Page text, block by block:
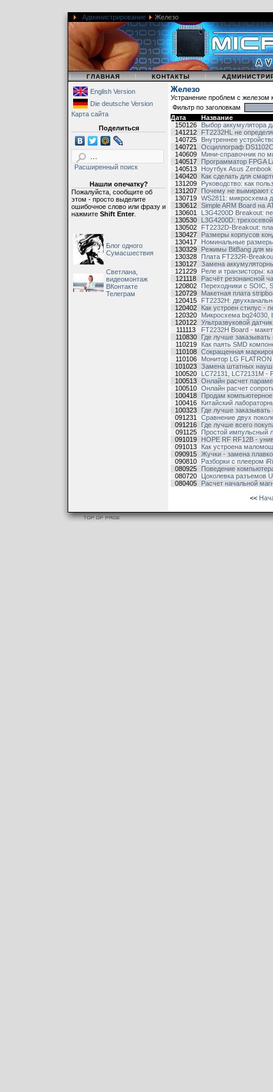
Администрирование Железо
| ГЛАВНАЯ | КОНТАКТЫ |
English Version
Die deutsche Version
Карта сайта
Поделиться
Расширенный поиск
Нашли опечатку?
Пожалуйста, сообщите об
этом - просто выделите
ошибочное слово или фразу и
нажмите Shift Enter.
Блог одного
Сумасшествия
Светлана,
видеомонтаж
ВКонтакте
Телеграм
Железо
Устранение проблем с железом
Фильтр по заголовкам
Дата
Название
150126
Выбор аккумулятора
141212
FT2232HL не
140725
Внутреннее
140721
Осциллограф
140609
Мини-справочник по
140517
Программатор FPGA
140513
Ноутбук Asus
140420
Как сделать для
131209
Руководство: как
131207
Почему не вымирают
130719 WS2811: микросхема
130612 Simple ARM Board на
130601
L3G4200D Breakout:
130530
L3G4200D:
130502
FT2232D-Breakout:
130427
Размеры корпусов
130417
Номинальные
130329
Режимы BitBang для
130328
Плата FT232R-
130127 Замена
121229
Реле и транзисторы:
121118
Расчёт резонансной
120802
Переходники с SOIC,
120729
Макетная плата
120415
FT2232H:
120402
Как устроен стилус -
120320
Микросхема bq24030,
120122 Ультразвуковой
111113
FT2232H Board -
110830
Где лучше
110219
Как паять SMD
110108
Сокращенная
110106
Монитор LG FLATRON
101023 Замена штатных
100520
LC72131, LC72131M -
100513 Онлайн расчет
100510 Онлайн расчет
100418
Продам
100416
Китайский
100323
Где лучше
091231
Сравнение двух
091216
Где лучше всего
091125
Простой импульсный
091019
HOPE RF RF12B -
091013
Как устроена
090915 Жучки - замена
090810
Разборки с плеером
080925
Поведение
080720
Цоколевка разъемов
080405
Расчет начальной
<<